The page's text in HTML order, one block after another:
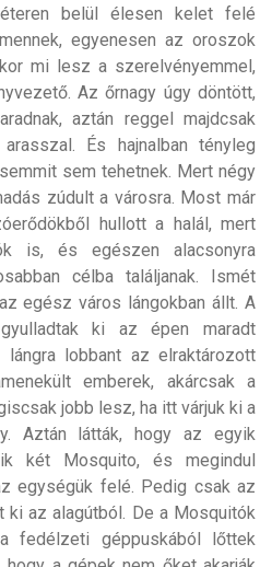
belül élesen kelet felé
egyenesen az oroszok
mi lesz a szerelvényemmel,
Az őrnagy úgy döntött,
aztán reggel majdcsak
És hajnalban tényleg
sem tehetnek. Mert négy
zúdult a városra. Most már
hullott a halál, mert
is, és egészen alacsonyra
célba találjanak. Ismét
egész város lángokban állt. A
ki az épen maradt
lobbant az elraktározott
emberek, akárcsak a
jobb lesz, ha itt várjuk ki a
Aztán látták, hogy az egyik
két Mosquito, és megindul
egységük felé. Pedig csak az
az alagútból. De a Mosquitók
fedélzeti géppuskából lőttek